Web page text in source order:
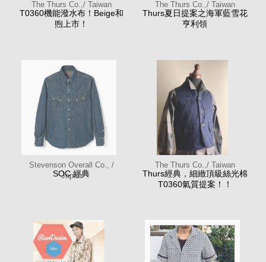
The Thurs Co.,/ Taiwan
T0360機能潑水布！Beige和
煦上市！
The Thurs Co.,/ Taiwan
Thurs夏日提案之海軍藍雪花
亨利領
Stevenson Overall Co., /
Japan
SOC 經典
The Thurs Co.,/ Taiwan
Thurs經典，細緻頂級絲光棉
T0360氣質提案！！